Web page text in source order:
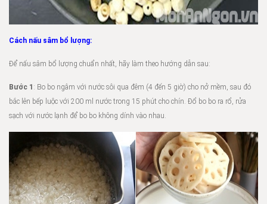
Cách nấu sâm bổ lượng:
Để nấu sâm bổ lượng chuẩn nhất, hãy làm theo hướng dẫn sau:
Bước 1 : Bo bo ngâm với nước sôi qua đêm (4 đến 5 giờ) cho nở mềm, sau đó
bắc lên bếp luộc với 200 ml nước trong 15 phút cho chín. Đổ bo bo ra rổ, rửa
sạch với nước lạnh để bo bo không dính vào nhau.